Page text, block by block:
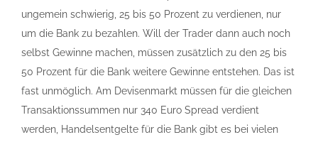
ungemein schwierig, 25 bis 50 Prozent zu verdienen, nur
um die Bank zu bezahlen. Will der Trader dann auch noch
selbst Gewinne machen, müssen zusätzlich zu den 25 bis
50 Prozent für die Bank weitere Gewinne entstehen. Das ist
fast unmöglich. Am Devisenmarkt müssen für die gleichen
Transaktionssummen nur 340 Euro Spread verdient
werden, Handelsentgelte für die Bank gibt es bei vielen